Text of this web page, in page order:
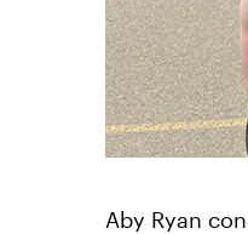
Aby Ryan